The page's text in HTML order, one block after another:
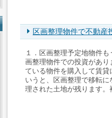
区画整理物件で不動産
１．区画整理予定地物件
画整理物件での投資があ
ている物件を購入して賃
いうと、区画整理で移転
理された土地が残ります